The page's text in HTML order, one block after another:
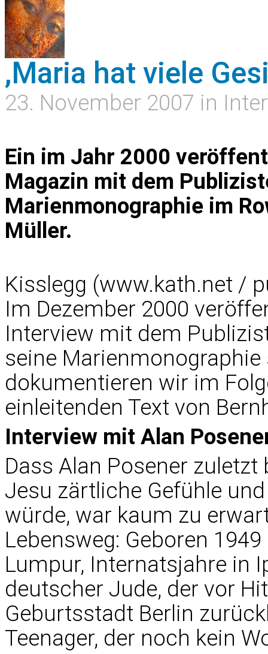
,Maria hat viele
23. November 2007 in
Ein im Jahr 2000
Magazin mit dem
Marienmonographie im
Müller.
Kisslegg (www.kath.net /
Im Dezember 2000
Interview mit dem
seine
dokumentieren wir im
einleitenden Text von
Interview mit Alan
Dass Alan Posener
Jesu zärtliche Gefühle
würde, war kaum zu
Lebensweg: Geboren
Lumpur, Internatsjahre in
deutscher Jude, der vor
Geburtsstadt Berlin
Teenager, der noch kein